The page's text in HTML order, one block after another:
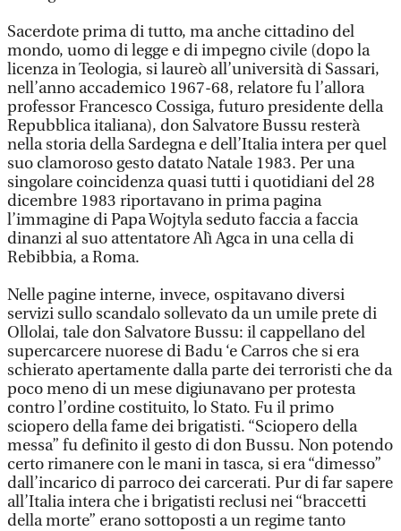
Sacerdote prima di tutto, ma anche cittadino del
mondo, uomo di legge e di impegno civile (dopo la
licenza in Teologia, si laureò all’università di Sassari,
nell’anno accademico 1967-68, relatore fu l’allora
professor Francesco Cossiga, futuro presidente della
Repubblica italiana), don Salvatore Bussu resterà
nella storia della Sardegna e dell’Italia intera per quel
suo clamoroso gesto datato Natale 1983. Per una
singolare coincidenza quasi tutti i quotidiani del 28
dicembre 1983 riportavano in prima pagina
l’immagine di Papa Wojtyla seduto faccia a faccia
dinanzi al suo attentatore Alì Agca in una cella di
Rebibbia, a Roma.
Nelle pagine interne, invece, ospitavano diversi
servizi sullo scandalo sollevato da un umile prete di
Ollolai, tale don Salvatore Bussu: il cappellano del
supercarcere nuorese di Badu ‘e Carros che si era
schierato apertamente dalla parte dei terroristi che da
poco meno di un mese digiunavano per protesta
contro l’ordine costituito, lo Stato. Fu il primo
sciopero della fame dei brigatisti. “Sciopero della
messa” fu definito il gesto di don Bussu. Non potendo
certo rimanere con le mani in tasca, si era “dimesso”
dall’incarico di parroco dei carcerati. Pur di far sapere
all’Italia intera che i brigatisti reclusi nei “braccetti
della morte” erano sottoposti a un regime tanto